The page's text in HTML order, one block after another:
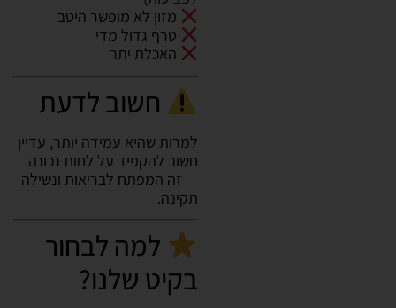
מזון לא מופשר היטב
טרף גדול מדי
האכלת יתר
חשוב לדעת
למרות שהיא עמידה יותר, עדיין
חשוב להקפיד על לחות נכונה
— זה המפתח לבריאות ונשילה
תקינה.
למה לבחור
בקיט שלנו?